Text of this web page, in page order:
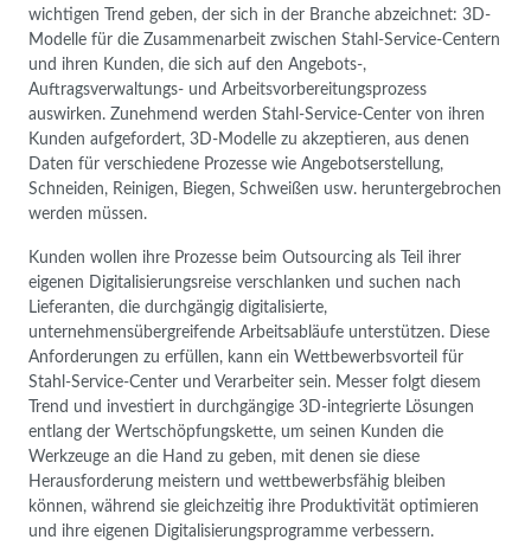
wichtigen Trend geben, der sich in der Branche abzeichnet: 3D-
Modelle für die Zusammenarbeit zwischen Stahl-Service-Centern
und ihren Kunden, die sich auf den Angebots-,
Auftragsverwaltungs- und Arbeitsvorbereitungsprozess
auswirken. Zunehmend werden Stahl-Service-Center von ihren
Kunden aufgefordert, 3D-Modelle zu akzeptieren, aus denen
Daten für verschiedene Prozesse wie Angebotserstellung,
Schneiden, Reinigen, Biegen, Schweißen usw. heruntergebrochen
werden müssen.
Kunden wollen ihre Prozesse beim Outsourcing als Teil ihrer
eigenen Digitalisierungsreise verschlanken und suchen nach
Lieferanten, die durchgängig digitalisierte,
unternehmensübergreifende Arbeitsabläufe unterstützen. Diese
Anforderungen zu erfüllen, kann ein Wettbewerbsvorteil für
Stahl-Service-Center und Verarbeiter sein. Messer folgt diesem
Trend und investiert in durchgängige 3D-integrierte Lösungen
entlang der Wertschöpfungskette, um seinen Kunden die
Werkzeuge an die Hand zu geben, mit denen sie diese
Herausforderung meistern und wettbewerbsfähig bleiben
können, während sie gleichzeitig ihre Produktivität optimieren
und ihre eigenen Digitalisierungsprogramme verbessern.